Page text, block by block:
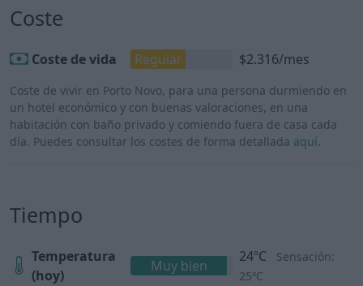
Coste
Coste de vida Regular $2.316/mes
Coste de vivir en Porto Novo, para una persona durmiendo en
un hotel económico y con buenas valoraciones, en una
habitación con baño privado y comiendo fuera de casa cada
día. Puedes consultar los costes de forma detallada aquí.
Tiempo
Temperatura
(hoy)
Muy bien
24ºC
Sensación:
25ºC